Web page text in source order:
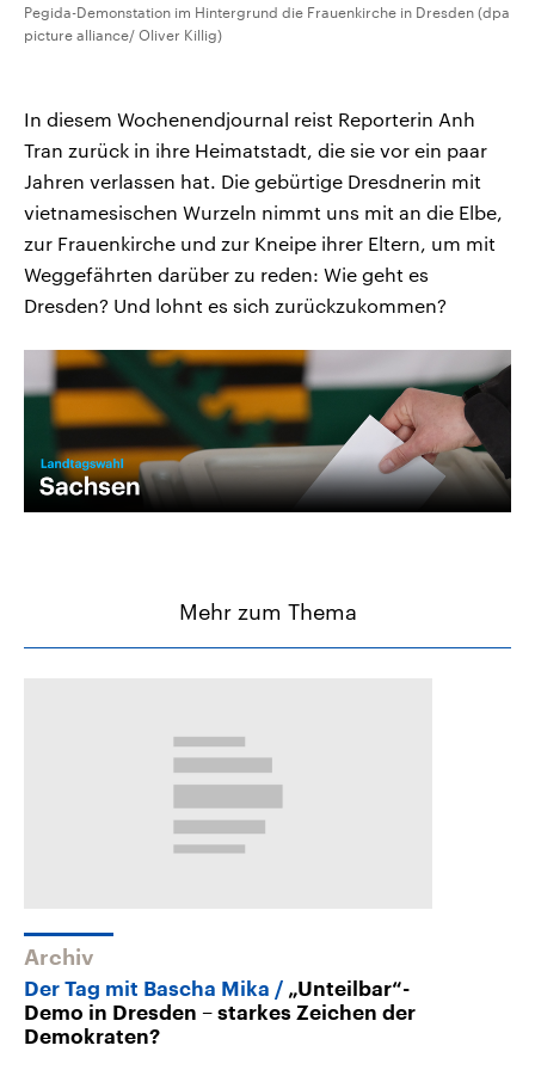
Pegida-Demonstation im Hintergrund die Frauenkirche in Dresden (dpa
picture alliance/ Oliver Killig)
In diesem Wochenendjournal reist Reporterin Anh
Tran zurück in ihre Heimatstadt, die sie vor ein paar
Jahren verlassen hat. Die gebürtige Dresdnerin mit
vietnamesischen Wurzeln nimmt uns mit an die Elbe,
zur Frauenkirche und zur Kneipe ihrer Eltern, um mit
Weggefährten darüber zu reden: Wie geht es
Dresden? Und lohnt es sich zurückzukommen?
Mehr zum Thema
Archiv
Der Tag mit Bascha Mika
„Unteilbar“-
Demo in Dresden – starkes Zeichen der
Demokraten?